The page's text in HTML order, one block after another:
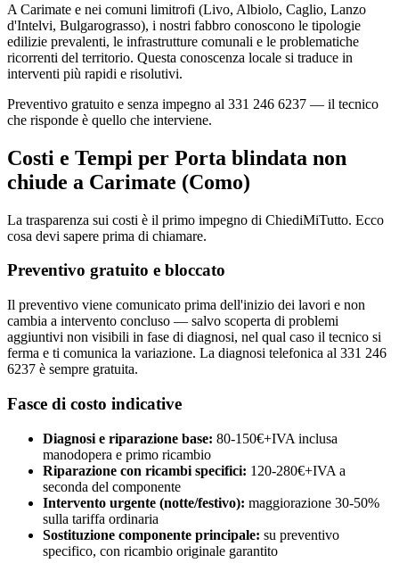
A Carimate e nei comuni limitrofi (Livo, Albiolo, Caglio, Lanzo
d'Intelvi, Bulgarograsso), i nostri fabbro conoscono le tipologie
edilizie prevalenti, le infrastrutture comunali e le problematiche
ricorrenti del territorio. Questa conoscenza locale si traduce in
interventi più rapidi e risolutivi.
Preventivo gratuito e senza impegno al 331 246 6237 — il tecnico
che risponde è quello che interviene.
Costi e Tempi per Porta blindata non
chiude a Carimate (Como)
La trasparenza sui costi è il primo impegno di ChiediMiTutto. Ecco
cosa devi sapere prima di chiamare.
Preventivo gratuito e bloccato
Il preventivo viene comunicato prima dell'inizio dei lavori e non
cambia a intervento concluso — salvo scoperta di problemi
aggiuntivi non visibili in fase di diagnosi, nel qual caso il tecnico si
ferma e ti comunica la variazione. La diagnosi telefonica al 331 246
6237 è sempre gratuita.
Fasce di costo indicative
Diagnosi e riparazione base: 80-150€+IVA inclusa
manodopera e primo ricambio
Riparazione con ricambi specifici: 120-280€+IVA a
seconda del componente
Intervento urgente (notte/festivo): maggiorazione 30-50%
sulla tariffa ordinaria
Sostituzione componente principale: su preventivo
specifico, con ricambio originale garantito